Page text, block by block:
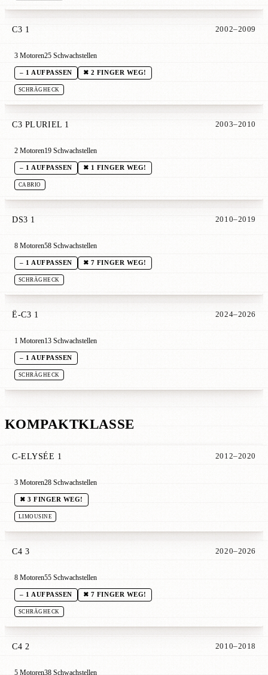
C3 1 2002–2009
3 Motoren25 Schwachstellen
– 1 AUFPASSEN ✖ 2 FINGER WEG!
SCHRÄGHECK
C3 PLURIEL 1 2003–2010
2 Motoren19 Schwachstellen
– 1 AUFPASSEN ✖ 1 FINGER WEG!
CABRIO
DS3 1 2010–2019
8 Motoren58 Schwachstellen
– 1 AUFPASSEN ✖ 7 FINGER WEG!
SCHRÄGHECK
Ë-C3 1 2024–2026
1 Motoren13 Schwachstellen
– 1 AUFPASSEN
SCHRÄGHECK
KOMPAKTKLASSE
C-ELYSÉE 1 2012–2020
3 Motoren28 Schwachstellen
✖ 3 FINGER WEG!
LIMOUSINE
C4 3 2020–2026
8 Motoren55 Schwachstellen
– 1 AUFPASSEN ✖ 7 FINGER WEG!
SCHRÄGHECK
C4 2 2010–2018
5 Motoren38 Schwachstellen